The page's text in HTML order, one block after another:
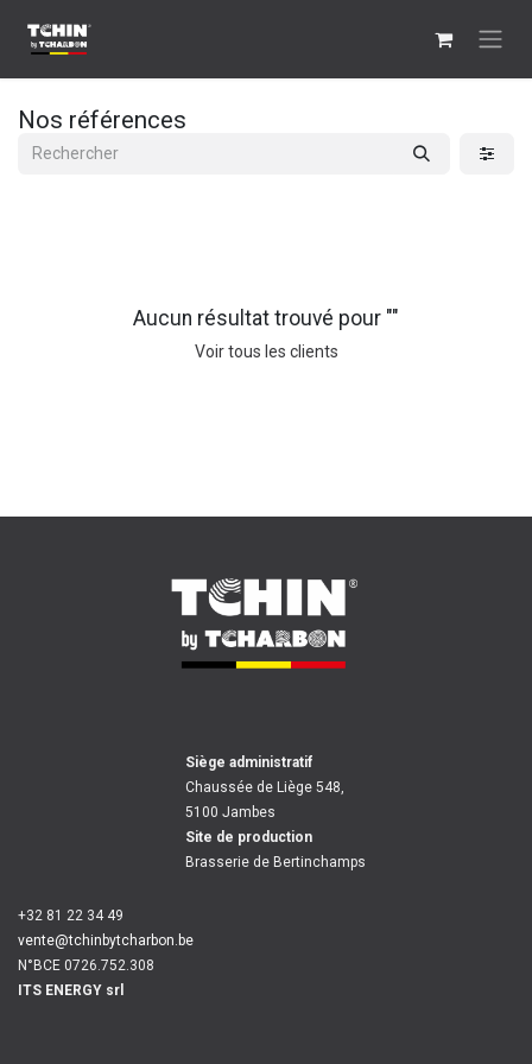
Nos références
Aucun résultat trouvé pour ""
Voir tous les clients
Siège administratif
Chaussée de Liège 548,
5100 Jambes
Site de production
Brasserie de Bertinchamps
+32 81 22 34 49
vente@tchinbytcharbon.be
N°BCE 0726.752.308
ITS ENERGY srl